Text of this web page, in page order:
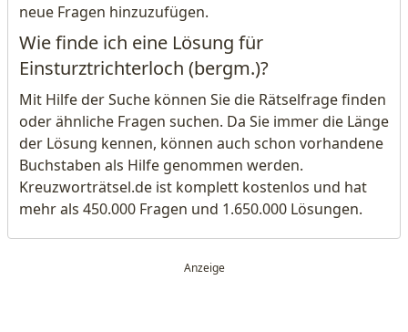
neue Fragen hinzuzufügen.
Wie finde ich eine Lösung für
Einsturztrichterloch (bergm.)?
Mit Hilfe der Suche können Sie die Rätselfrage finden
oder ähnliche Fragen suchen. Da Sie immer die Länge
der Lösung kennen, können auch schon vorhandene
Buchstaben als Hilfe genommen werden.
Kreuzworträtsel.de ist komplett kostenlos und hat
mehr als 450.000 Fragen und 1.650.000 Lösungen.